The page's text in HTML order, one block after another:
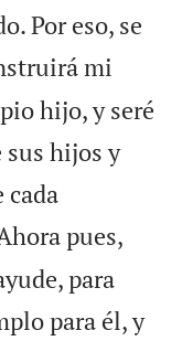
Por eso, se
mi
hijo, y seré
sus hijos y
cada
pues,
para
para él, y